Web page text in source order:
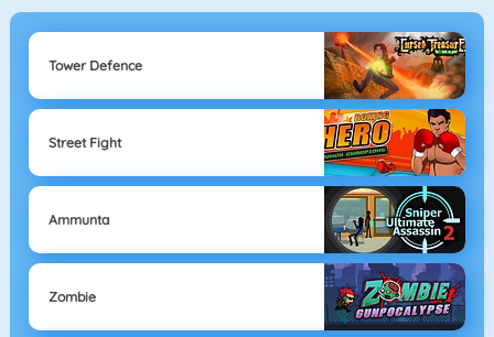
Tower Defence
Street Fight
Ammunta
Zombie